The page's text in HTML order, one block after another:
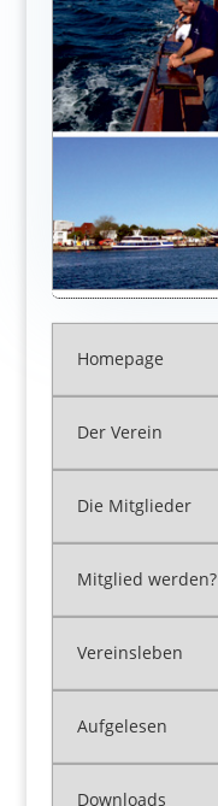
Homepage
Der Verein
Die Mitglieder
Mitglied werden?
Vereinsleben
Aufgelesen
Downloads